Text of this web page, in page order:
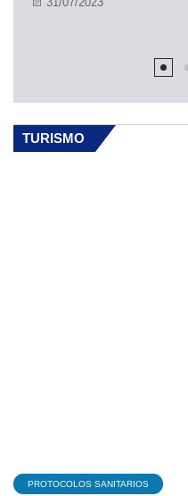
TURISMO
PROTOCOLOS SANITARIOS